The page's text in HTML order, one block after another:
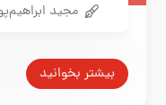
مجید
بیشتر بخوانید